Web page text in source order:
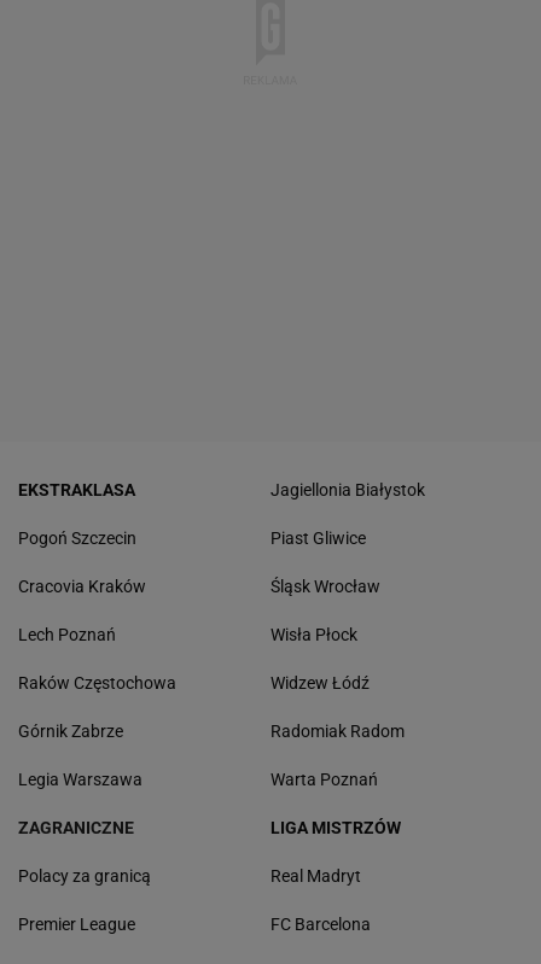
EKSTRAKLASA
Pogoń Szczecin
Cracovia Kraków
Lech Poznań
Raków Częstochowa
Górnik Zabrze
Legia Warszawa
Jagiellonia Białystok
Piast Gliwice
Śląsk Wrocław
Wisła Płock
Widzew Łódź
Radomiak Radom
Warta Poznań
ZAGRANICZNE
Polacy za granicą
Premier League
LIGA MISTRZÓW
Real Madryt
FC Barcelona